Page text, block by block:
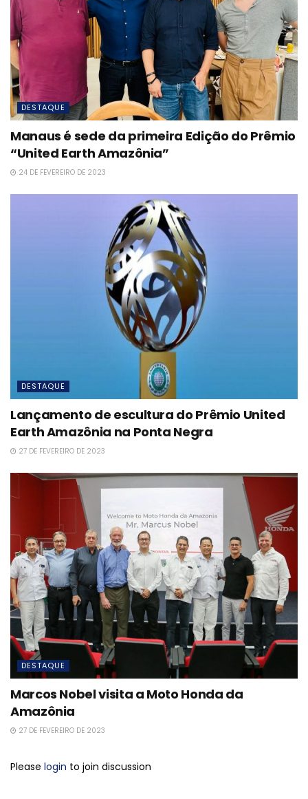
DESTAQUE
Manaus é sede da primeira Edição do Prêmio
“United Earth Amazônia”
24 DE FEVEREIRO DE 2023
DESTAQUE
Lançamento de escultura do Prêmio United
Earth Amazônia na Ponta Negra
27 DE FEVEREIRO DE 2023
DESTAQUE
Marcos Nobel visita a Moto Honda da
Amazônia
27 DE FEVEREIRO DE 2023
Please login to join discussion